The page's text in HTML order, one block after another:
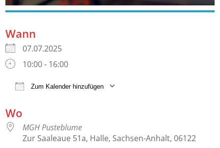
Wann
07.07.2025
10:00 - 16:00
Zum Kalender hinzufügen
Wo
MGH Pusteblume
Zur Saaleaue 51a, Halle, Sachsen-Anhalt, 06122